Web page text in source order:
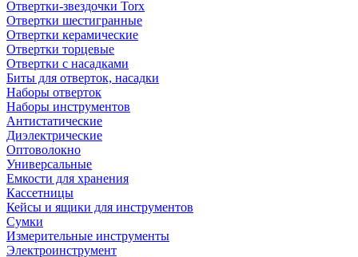
Отвертки-звездочки Torx
Отвертки шестигранные
Отвертки керамические
Отвертки торцевые
Отвертки с насадками
Биты для отверток, насадки
Наборы отверток
Наборы инструментов
Антистатические
Диэлектрические
Оптоволокно
Универсальные
Емкости для хранения
Кассетницы
Кейсы и ящики для инструментов
Сумки
Измерительные инструменты
Электроинструмент